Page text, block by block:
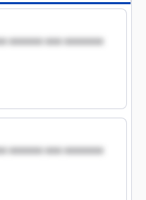
xxxxxx xxx xxxxxxx
xxxxxx xxx xxxxxxx